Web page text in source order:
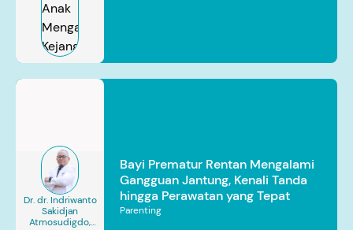
Dr. dr. Indriwanto
Sakidjan
Atmosudigdo,
Bayi Prematur Rentan Mengalami
Gangguan Jantung, Kenali Tanda
hingga Perawatan yang Tepat
Parenting